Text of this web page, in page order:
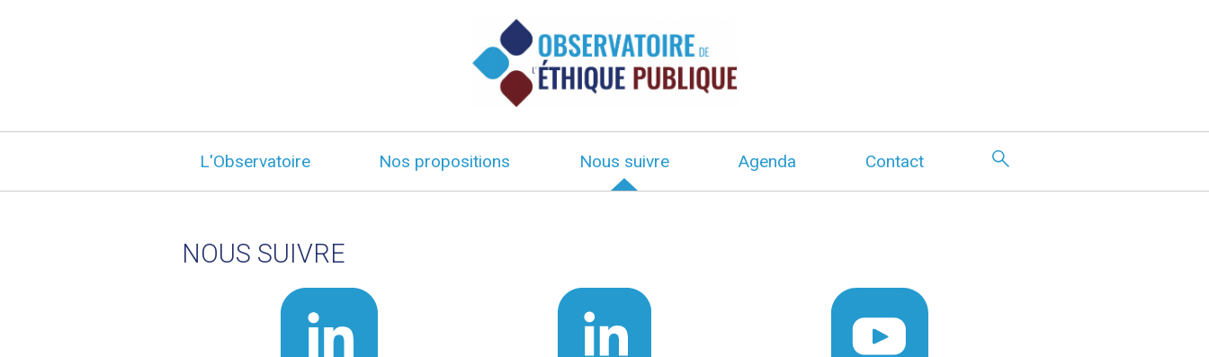
L'Observatoire Nos propositions Nous suivre Agenda Contact
NOUS SUIVRE